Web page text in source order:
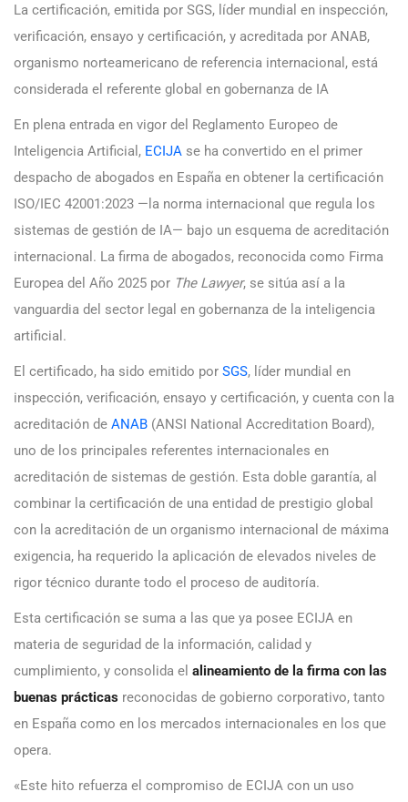
La certificación, emitida por SGS, líder mundial en inspección,
verificación, ensayo y certificación, y acreditada por ANAB,
organismo norteamericano de referencia internacional, está
considerada el referente global en gobernanza de IA
En plena entrada en vigor del Reglamento Europeo de
Inteligencia Artificial, ECIJA se ha convertido en el primer
despacho de abogados en España en obtener la certificación
ISO/IEC 42001:2023 —la norma internacional que regula los
sistemas de gestión de IA— bajo un esquema de acreditación
internacional. La firma de abogados, reconocida como Firma
Europea del Año 2025 por The Lawyer, se sitúa así a la
vanguardia del sector legal en gobernanza de la inteligencia
artificial.
El certificado, ha sido emitido por SGS, líder mundial en
inspección, verificación, ensayo y certificación, y cuenta con la
acreditación de ANAB (ANSI National Accreditation Board),
uno de los principales referentes internacionales en
acreditación de sistemas de gestión. Esta doble garantía, al
combinar la certificación de una entidad de prestigio global
con la acreditación de un organismo internacional de máxima
exigencia, ha requerido la aplicación de elevados niveles de
rigor técnico durante todo el proceso de auditoría.
Esta certificación se suma a las que ya posee ECIJA en
materia de seguridad de la información, calidad y
cumplimiento, y consolida el alineamiento de la firma con las
buenas prácticas reconocidas de gobierno corporativo, tanto
en España como en los mercados internacionales en los que
opera.
«Este hito refuerza el compromiso de ECIJA con un uso